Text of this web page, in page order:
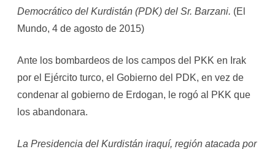
Democrático del Kurdistán (PDK) del Sr. Barzani. (El
Mundo, 4 de agosto de 2015)
Ante los bombardeos de los campos del PKK en Irak
por el Ejército turco, el Gobierno del PDK, en vez de
condenar al gobierno de Erdogan, le rogó al PKK que
los abandonara.
La Presidencia del Kurdistán iraquí, región atacada por